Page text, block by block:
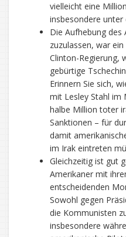
vielleicht eine
insbesondere unter
Die Aufhebung des
zuzulassen, war
Clinton-Regierung,
gebürtige
Erinnern Sie sich,
mit Lesley Stahl im
halbe Million toter
Sanktionen – für
damit
im Irak eintreten
Gleichzeitig ist gut
Amerikaner mit
entscheidenden
Sowohl gegen
die Kommunisten
insbesondere